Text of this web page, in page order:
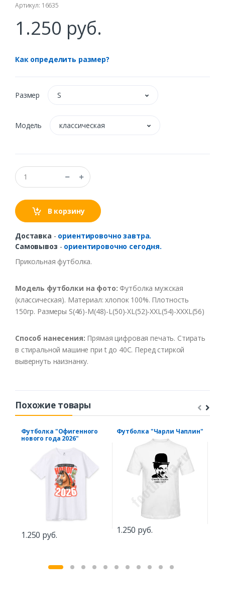
Артикул: 16635
1.250 руб.
Как определить размер?
Размер S
Модель классическая
В корзину
Доставка - ориентировочно завтра.
Самовывоз - ориентировочно сегодня.
Прикольная футболка.
Модель футболки на фото: Футболка мужская
(классическая). Материал: хлопок 100%. Плотность
150гр. Размеры S(46)-M(48)-L(50)-XL(52)-XXL(54)-XXXL(56)
Способ нанесения: Прямая цифровая печать. Стирать
в стиральной машине при t до 40С. Перед стиркой
вывернуть наизнанку.
Похожие товары
Футболка "Офигенного
нового года 2026"
1.250 руб.
Футболка "Чарли Чаплин"
1.250 руб.